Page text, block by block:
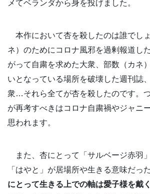
メてベランダから身を投げました。
本作において杏を殺したのは誰でし
ネ）のためにコロナ風邪を過剰報道し
がって自粛を求めた大衆、部数（カネ
いとなっている場所を破壊した週刊誌
衆…それら全てが杏を殺したのです。
が再考すべきはコロナ自粛禍やジャニ
思われます。
また、杏にとって「サルベージ赤羽」
「はやと」が居場所や生きる意味だっ
にとって生きる上での軸は愛子様を戴